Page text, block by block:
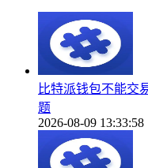
比特派钱包不能交
题
2026-08-09 13:33:58